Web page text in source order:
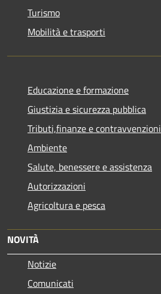
Turismo
Mobilità e trasporti
Educazione e formazione
Giustizia e sicurezza pubblica
Tributi,finanze e contravvenzioni
Ambiente
Salute, benessere e assistenza
Autorizzazioni
Agricoltura e pesca
NOVITÀ
Notizie
Comunicati